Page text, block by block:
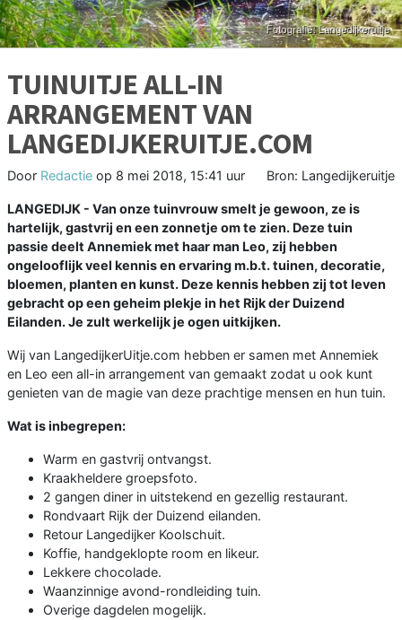
TUINUITJE ALL-IN
ARRANGEMENT VAN
LANGEDIJKERUITJE.COM
Door Redactie op 8 mei 2018, 15:41 uur Bron: Langedijkeruitje
LANGEDIJK - Van onze tuinvrouw smelt je gewoon, ze is
hartelijk, gastvrij en een zonnetje om te zien. Deze tuin
passie deelt Annemiek met haar man Leo, zij hebben
ongelooflijk veel kennis en ervaring m.b.t. tuinen, decoratie,
bloemen, planten en kunst. Deze kennis hebben zij tot leven
gebracht op een geheim plekje in het Rijk der Duizend
Eilanden. Je zult werkelijk je ogen uitkijken.
Wij van LangedijkerUitje.com hebben er samen met Annemiek
en Leo een all-in arrangement van gemaakt zodat u ook kunt
genieten van de magie van deze prachtige mensen en hun tuin.
Wat is inbegrepen:
Warm en gastvrij ontvangst.
Kraakheldere groepsfoto.
2 gangen diner in uitstekend en gezellig restaurant.
Rondvaart Rijk der Duizend eilanden.
Retour Langedijker Koolschuit.
Koffie, handgeklopte room en likeur.
Lekkere chocolade.
Waanzinnige avond-rondleiding tuin.
Overige dagdelen mogelijk.